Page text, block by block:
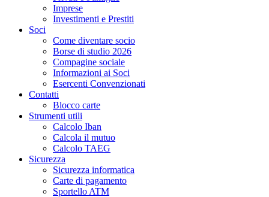
Imprese
Investimenti e Prestiti
Soci
Come diventare socio
Borse di studio 2026
Compagine sociale
Informazioni ai Soci
Esercenti Convenzionati
Contatti
Blocco carte
Strumenti utili
Calcolo Iban
Calcola il mutuo
Calcolo TAEG
Sicurezza
Sicurezza informatica
Carte di pagamento
Sportello ATM